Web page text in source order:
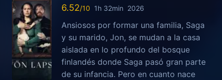
6.52 1h 32min 2026
Ansiosos por formar una familia, Saga
y su marido, Jon, se mudan a la casa
aislada en lo profundo del bosque
finlandés donde Saga pasó gran parte
de su infancia. Pero en cuanto nace